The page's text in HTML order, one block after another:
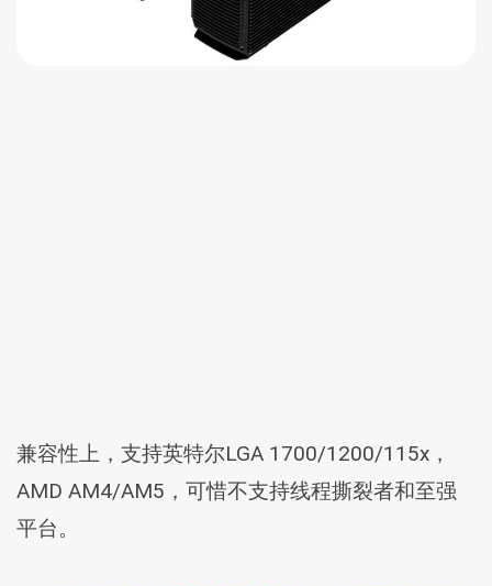
兼容性上，支持英特尔LGA 1700/1200/115x，
AMD AM4/AM5，可惜不支持线程撕裂者和至强
平台。